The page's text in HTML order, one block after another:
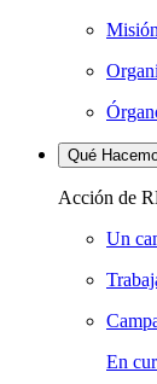
Qué
Acción de
Un
En